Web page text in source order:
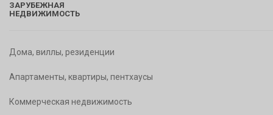
ЗАРУБЕЖНАЯ
НЕДВИЖИМОСТЬ
Дома, виллы, резиденции
Апартаменты, квартиры, пентхаусы
Коммерческая недвижимость